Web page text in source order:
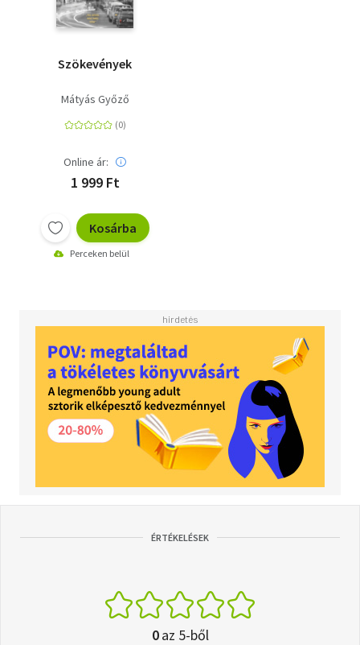
Szökevények
Mátyás Győző
Online ár:
1 999 Ft
Kosárba
Perceken belül
ÉRTÉKELÉSEK
0az 5-ből